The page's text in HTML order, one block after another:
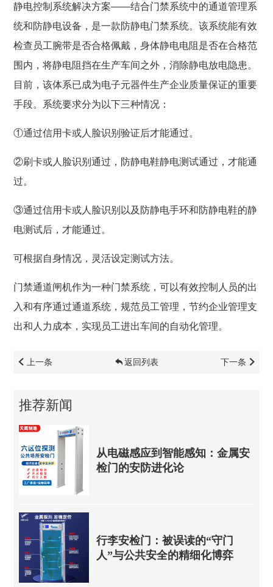
静电控制系统解决方案——结合门禁系统中的通道管理系
统和防静电设备，是一款防静电门禁系统。该系统能有效
检查员工腕带是否合格佩戴，身体静电电阻是否在合格范
围内，将静电阻挡在生产车间之外，消除静电放电隐患。
目前，该体系已成为电子元器件生产企业质量保证的重要
手段。系统要求分为以下三种情况：
①通过信用卡或人脸识别验证后才能通过。
②刷卡或人脸识别通过，防静电鞋静电测试通过，才能通
过。
③通过信用卡或人脸识别以及防静电手环和防静电鞋的静
电测试后，才能通过。
可根据自身情况，灵活设定测试方法。
门禁通道闸机作为一种门禁系统，可以有效控制人员的出
入和有序通过通道系统，规范员工管理，节约企业管理支
出和人力成本，实现员工进出车间的自动化管理。
上一条 返回列表 下一条
推荐新闻
从电磁感应到智能感知：金属安
检门的安防进化论
行李安检门：被误读的“守门
人”与公共安全的精细化博弈